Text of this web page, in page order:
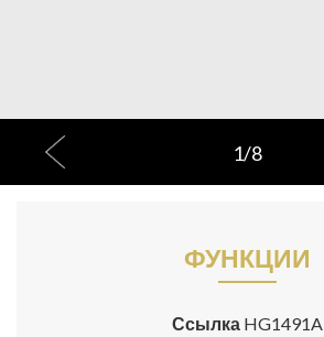
1/8
ФУНКЦИИ
СсылкаHG1491A